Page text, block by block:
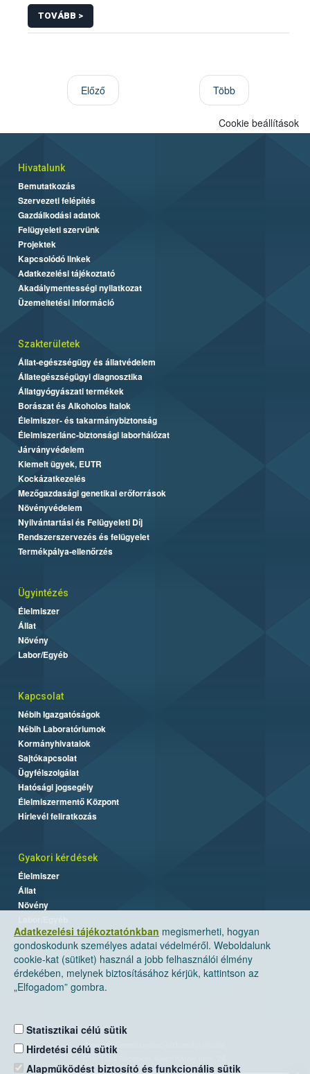
TOVÁBB >
Előző Több
Adatkezelési tájékoztatónkban megismerheti, hogyan
gondoskodunk személyes adatai védelméről. Weboldalunk
cookie-kat (sütiket) használ a jobb felhasználói élmény
érdekében, melynek biztosításához kérjük, kattintson az
„Elfogadom” gombra.
Statisztikai célú sütik
Hirdetési célú sütik
Alapműködést biztosító és funkcionális sütik
Cookie beállítások
Hivatalunk
Bemutatkozás
Szervezeti felépítés
Gazdálkodási adatok
Felügyeleti szervünk
Projektek
Kapcsolódó linkek
Adatkezelési tájékoztató
Akadálymentességi nyilatkozat
Üzemeltetési információ
Szakterületek
Állat-egészségügy és állatvédelem
Állategészségügyi diagnosztika
Állatgyógyászati termékek
Borászat és Alkoholos Italok
Élelmiszer- és takarmánybiztonság
Élelmiszerlánc-biztonsági laborhálózat
Járványvédelem
Kiemelt ügyek, EUTR
Kockázatkezelés
Mezőgazdasági genetikai erőforrások
Növényvédelem
Nyilvántartási és Felügyeleti Díj
Rendszerszervezés és felügyelet
Termékpálya-ellenőrzés
Ügyintézés
Élelmiszer
Állat
Növény
Labor/Egyéb
Kapcsolat
Nébih Igazgatóságok
Nébih Laboratóriumok
Kormányhivatalok
Sajtókapcsolat
Ügyfélszolgálat
Hatósági jogsegély
Élelmiszermentő Központ
Hírlevél feliratkozás
Gyakori kérdések
Élelmiszer
Állat
Növény
Nemzeti Élelmiszerlánc-biztonsági Hivatal
Levelezési cím: 1525 Budapest. Pf. 30.